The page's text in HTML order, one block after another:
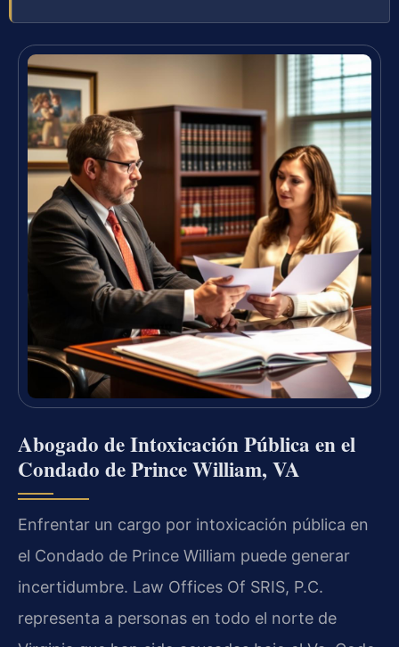
Abogado de Intoxicación Pública en el
Condado de Prince William, VA
Enfrentar un cargo por intoxicación pública en
el Condado de Prince William puede generar
incertidumbre. Law Offices Of SRIS, P.C.
representa a personas en todo el norte de